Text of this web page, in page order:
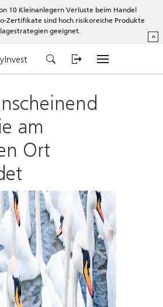
10 Kleinanlegern Verluste beim Handel
Zertifikate sind hoch risikoreiche Produkte
geeignet.
^
am
Ort